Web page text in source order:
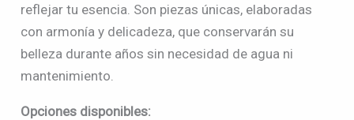
reflejar tu esencia. Son piezas únicas, elaboradas
con armonía y delicadeza, que conservarán su
belleza durante años sin necesidad de agua ni
mantenimiento.
Opciones disponibles: